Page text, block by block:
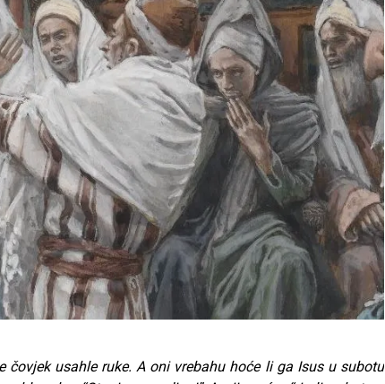
usahle ruke. A oni vrebahu hoće li ga Isus u subotu